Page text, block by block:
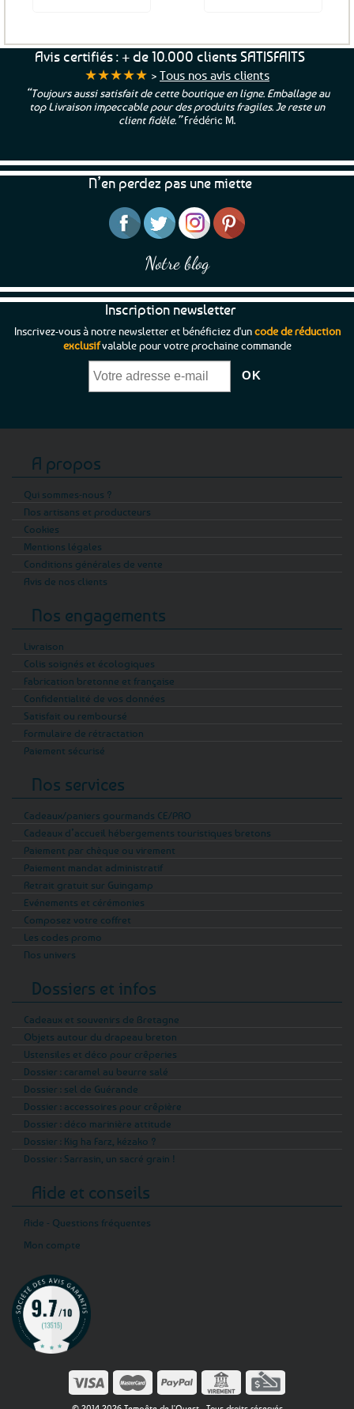
Avis certifiés : + de 10.000 clients SATISFAITS
★★★★★ > Tous nos avis clients
“Toujours aussi satisfait de cette boutique en ligne. Emballage au
top Livraison impeccable pour des produits fragiles. Je reste un
client fidèle.”Frédéric M.
N’en perdez pas une miette
Notre blog
Inscription newsletter
Inscrivez-vous à notre newsletter et bénéficiez d'uncode de réduction
exclusifvalable pour votre prochaine commande
A propos
Qui sommes-nous ?
Nos artisans et producteurs
Cookies
Mentions légales
Conditions générales de vente
Avis de nos clients
Nos engagements
Livraison
Colis soignés et écologiques
Fabrication bretonne et française
Confidentialité de vos données
Satisfait ou remboursé
Formulaire de rétractation
Paiement sécurisé
Nos services
Cadeaux/paniers gourmands CE/PRO
Cadeaux d’accueil hébergements touristiques bretons
Paiement par chèque ou virement
Paiement mandat administratif
Retrait gratuit sur Guingamp
Evénements et cérémonies
Composez votre coffret
Les codes promo
Nos univers
Dossiers et infos
Cadeaux et souvenirs de Bretagne
Objets autour du drapeau breton
Ustensiles et déco pour crêperies
Dossier : caramel au beurre salé
Dossier : sel de Guérande
Dossier : accessoires pour crêpière
Dossier : déco marinière attitude
Dossier : Kig ha Farz, kézako ?
Dossier : Sarrasin, un sacré grain !
Aide et conseils
Aide - Questions fréquentes
Mon compte